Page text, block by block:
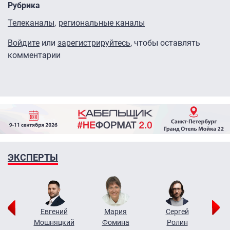
Рубрика
Телеканалы региональные каналы
Войдите или зарегистрируйтесь, чтобы оставлять
комментарии
ЭКСПЕРТЫ
Евгений
Мошняцкий
Мария
Фомина
Сергей
Ролин